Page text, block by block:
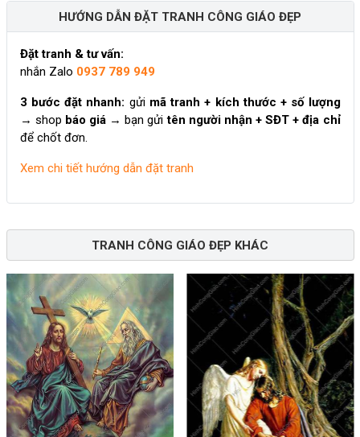
HƯỚNG DẪN ĐẶT TRANH CÔNG GIÁO ĐẸP
Đặt tranh & tư vấn:
nhắn Zalo 0937 789 949
3 bước đặt nhanh: gửi mã tranh + kích thước + số lượng
→ shop báo giá→ bạn gửitên người nhận + SĐT + địa chỉ
để chốt đơn.
Xem chi tiết hướng dẫn đặt tranh
TRANH CÔNG GIÁO ĐẸP KHÁC